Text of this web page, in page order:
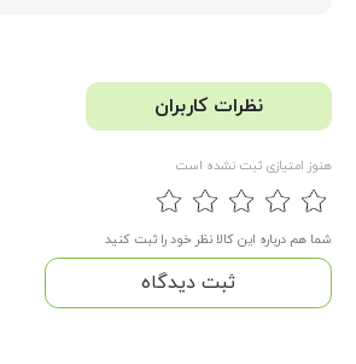
نظرات کاربران
هنوز امتیازی ثبت نشده است
شما هم درباره این کالا نظر خود را ثبت کنید
ثبت دیدگاه